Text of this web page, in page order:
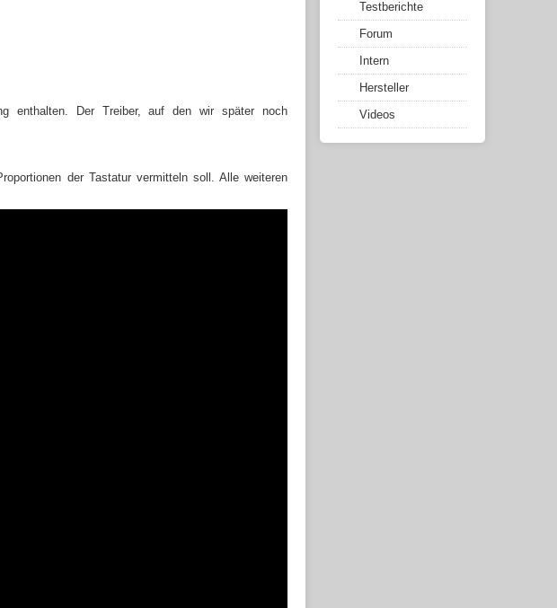
enthalten. Der Treiber, auf den wir später noch
der Tastatur vermitteln soll. Alle weiteren
Testberichte
Forum
Intern
Hersteller
Videos